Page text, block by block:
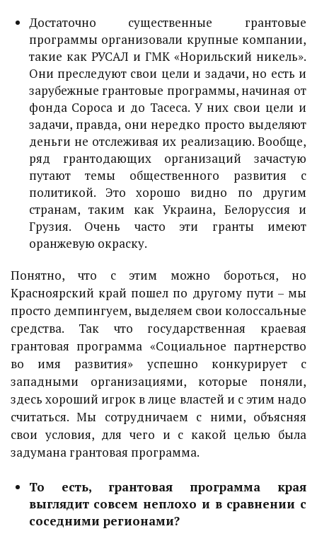
Достаточно существенные грантовые
программы организовали крупные компании,
такие как РУСАЛ и ГМК «Норильский никель».
Они преследуют свои цели и задачи, но есть и
зарубежные грантовые программы, начиная от
фонда Сороса и до Тасеса. У них свои цели и
задачи, правда, они нередко просто выделяют
деньги не отслеживая их реализацию. Вообще,
ряд грантодающих организаций зачастую
путают темы общественного развития с
политикой. Это хорошо видно по другим
странам, таким как Украина, Белоруссия и
Грузия. Очень часто эти гранты имеют
оранжевую окраску.
Понятно, что с этим можно бороться, но
Красноярский край пошел по другому пути – мы
просто демпингуем, выделяем свои колоссальные
средства. Так что государственная краевая
грантовая программа «Социальное партнерство
во имя развития» успешно конкурирует с
западными организациями, которые поняли,
здесь хороший игрок в лице властей и с этим надо
считаться. Мы сотрудничаем с ними, объясняя
свои условия, для чего и с какой целью была
задумана грантовая программа.
То есть, грантовая программа края
выглядит совсем неплохо и в сравнении с
соседними регионами?